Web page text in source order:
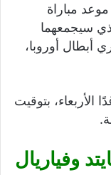
مباراة
سيجمعهما
أبطال أوروبا،
الأربعاء، بتوقيت
وفياريال